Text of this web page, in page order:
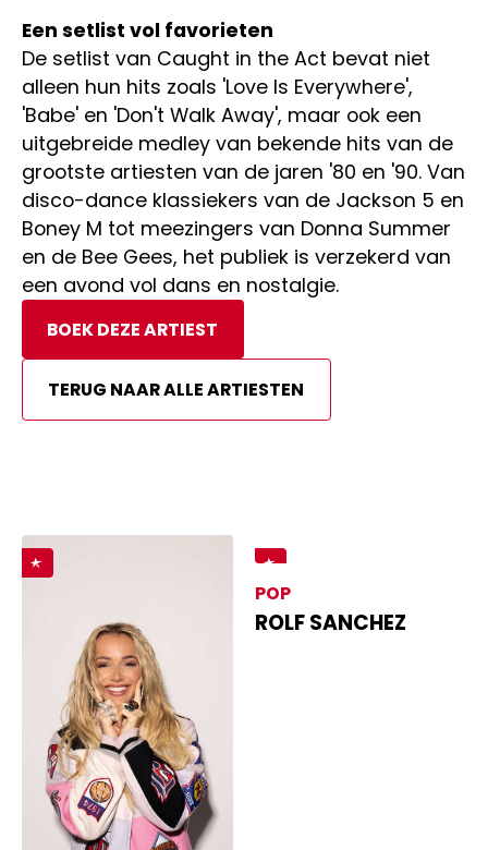
Een setlist vol favorieten
De setlist van Caught in the Act bevat niet
alleen hun hits zoals 'Love Is Everywhere',
'Babe' en 'Don't Walk Away', maar ook een
uitgebreide medley van bekende hits van de
grootste artiesten van de jaren '80 en '90. Van
disco-dance klassiekers van de Jackson 5 en
Boney M tot meezingers van Donna Summer
en de Bee Gees, het publiek is verzekerd van
een avond vol dans en nostalgie.
BOEK DEZE ARTIEST
TERUG NAAR ALLE ARTIESTEN
ROLF SANCHEZ
POP